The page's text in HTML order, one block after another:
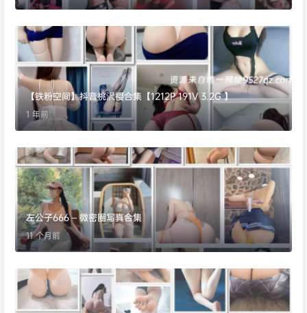
【铁粉空间】抖音桃沢樱合集【1212P 191V 3.2G 】
1 年前
左公子666 – 微密圈写真合集
11 个月前